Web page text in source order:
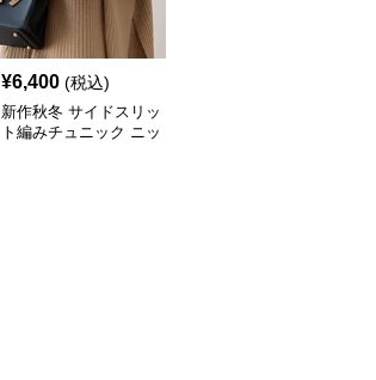
¥6,400 (税込)
新作秋冬 サイドスリッ
ト編みチュニック ニッ